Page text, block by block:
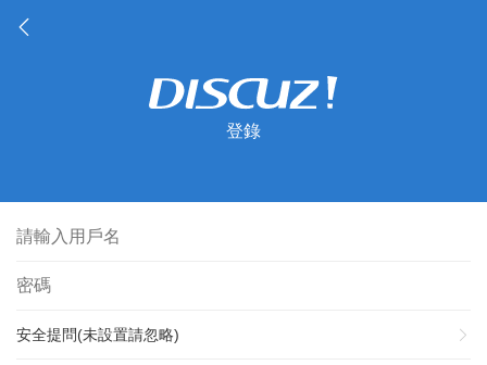
登錄
安全提問(未設置請忽略)